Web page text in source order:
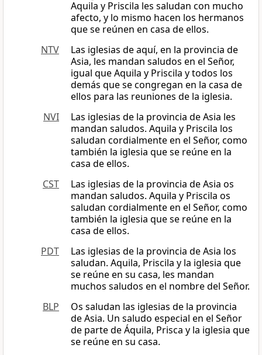
Aquila y Priscila les saludan con mucho
afecto, y lo mismo hacen los hermanos
que se reúnen en casa de ellos.
NTV
Las iglesias de aquí, en la provincia de
Asia, les mandan saludos en el Señor,
igual que Aquila y Priscila y todos los
demás que se congregan en la casa de
ellos para las reuniones de la iglesia.
NVI
Las iglesias de la provincia de Asia les
mandan saludos. Aquila y Priscila los
saludan cordialmente en el Señor, como
también la iglesia que se reúne en la
casa de ellos.
CST
Las iglesias de la provincia de Asia os
mandan saludos. Aquila y Priscila os
saludan cordialmente en el Señor, como
también la iglesia que se reúne en la
casa de ellos.
PDT
Las iglesias de la provincia de Asia los
saludan. Aquila, Priscila y la iglesia que
se reúne en su casa, les mandan
muchos saludos en el nombre del Señor.
BLP
Os saludan las iglesias de la provincia
de Asia. Un saludo especial en el Señor
de parte de Áquila, Prisca y la iglesia que
se reúne en su casa.